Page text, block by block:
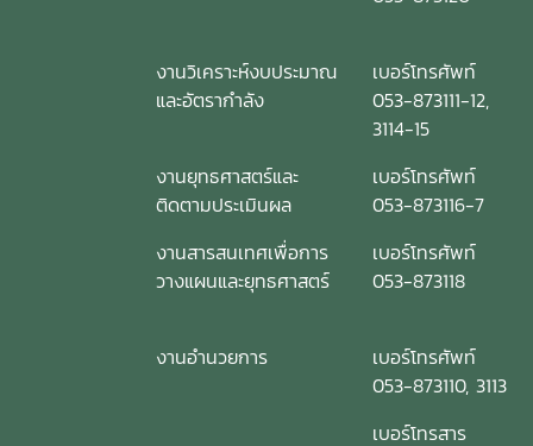
งานวิเคราะห์งบประมาณ
และอัตรากำลัง
เบอร์โทรศัพท์
053-873111-12,
3114-15
งานยุทธศาสตร์และ
ติดตามประเมินผล
เบอร์โทรศัพท์
053-873116-7
งานสารสนเทศเพื่อการ
วางแผนและยุทธศาสตร์
เบอร์โทรศัพท์
053-873118
งานอำนวยการ
เบอร์โทรศัพท์
053-873110, 3113
เบอร์โทรสาร